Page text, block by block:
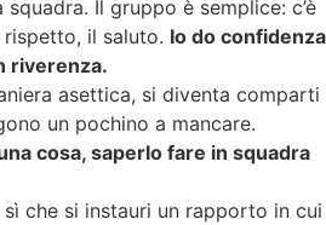
Il gruppo è semplice: c’è
il saluto. Io do confidenza
riverenza.
asettica, si diventa comparti
un pochino a mancare.
cosa, saperlo fare in squadra
che si instauri un rapporto in cui